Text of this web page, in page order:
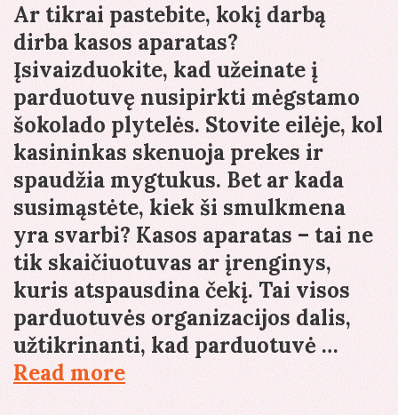
Ar tikrai pastebite, kokį darbą
dirba kasos aparatas?
Įsivaizduokite, kad užeinate į
parduotuvę nusipirkti mėgstamo
šokolado plytelės. Stovite eilėje, kol
kasininkas skenuoja prekes ir
spaudžia mygtukus. Bet ar kada
susimąstėte, kiek ši smulkmena
yra svarbi? Kasos aparatas – tai ne
tik skaičiuotuvas ar įrenginys,
kuris atspausdina čekį. Tai visos
parduotuvės organizacijos dalis,
užtikrinanti, kad parduotuvė …
Read moreKasos
aparatas